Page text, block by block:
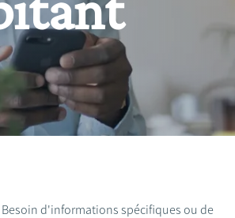
d'informations spécifiques ou de